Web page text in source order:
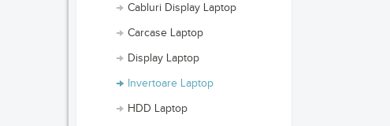
Cabluri Display Laptop
Carcase Laptop
Display Laptop
Invertoare Laptop
HDD Laptop